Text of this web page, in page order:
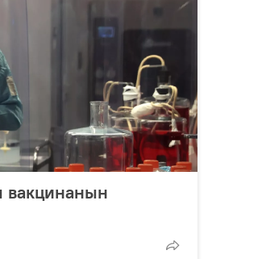
вакцинанын